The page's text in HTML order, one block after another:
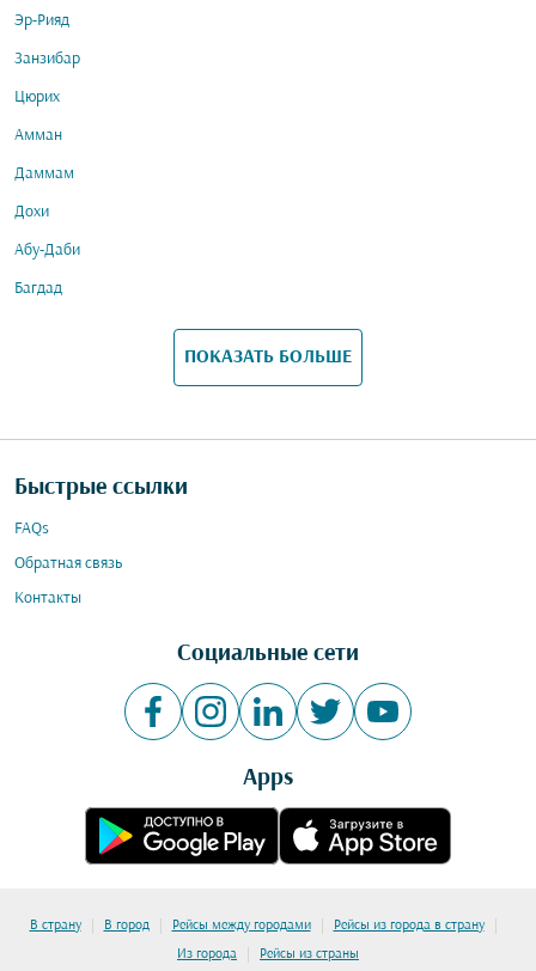
Эр-Рияд
Занзибар
Цюрих
Амман
Даммам
Дохи
Абу-Даби
Багдад
ПОКАЗАТЬ БОЛЬШЕ
Быстрые ссылки
FAQs
Обратная связь
Контакты
Социальные сети
Apps
В страну | В город | Рейсы между городами | Рейсы из города в страну |
Из города | Рейсы из страны